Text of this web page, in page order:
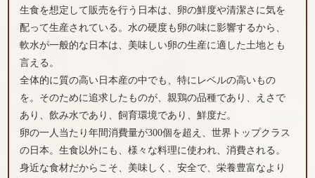
生食を想定して販売を行う日本は、卵の鮮度や清潔さに気を
配って生産されている。水の硬度も卵の味に影響するから、
軟水が一般的な日本は、美味しい卵の生産に適した土地とも
言える。
全体的に質の高い日本産の中でも、特にレベルの高いもの
を。そのために追求したものが、親鶏の品種であり、えさで
あり、飲み水であり、飼育環境であり、鮮度だ。
卵の一人当たり年間消費量が300個を超え、世界トップクラス
の日本。生食以外にも、様々な料理に使われ、消費される。
身近な食材だからこそ、美味しく、安全で、栄養豊富なより